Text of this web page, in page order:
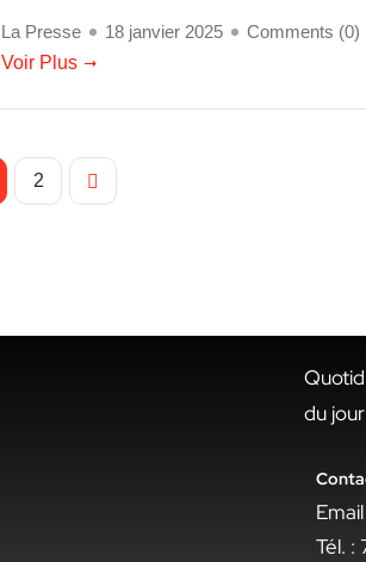
La Presse 18 janvier 2025 Comments (0)
Voir Plus
2
du
Tél. :